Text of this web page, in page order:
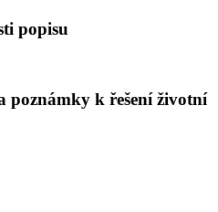
popisu
poznámky k řešení životní